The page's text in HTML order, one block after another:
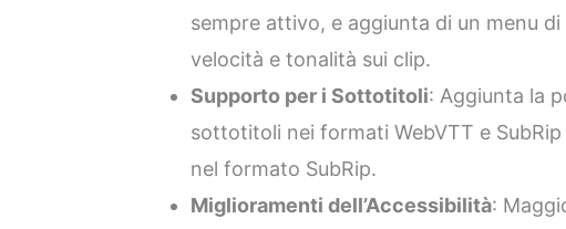
sempre attivo, e aggiunta di un menu
velocità e tonalità sui clip.
Supporto per i Sottotitoli: Aggiunta la
sottotitoli nei formati WebVTT e
nel formato SubRip.
Miglioramenti dell’Accessibilità: